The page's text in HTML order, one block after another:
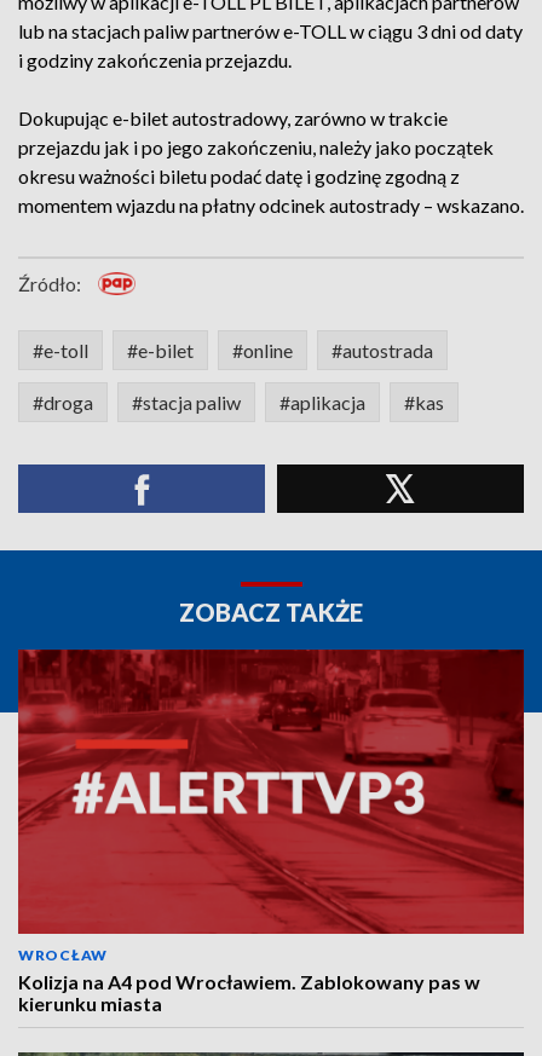
lub na stacjach paliw partnerów e-TOLL w ciągu 3 dni od daty
i godziny zakończenia przejazdu.
Dokupując e-bilet autostradowy, zarówno w trakcie
przejazdu jak i po jego zakończeniu, należy jako początek
okresu ważności biletu podać datę i godzinę zgodną z
momentem wjazdu na płatny odcinek autostrady – wskazano.
Źródło:
#e-toll #e-bilet #online #autostrada
#droga #stacja paliw #aplikacja #kas
ZOBACZ TAKŻE
WROCŁAW
Kolizja na A4 pod Wrocławiem. Zablokowany pas w
kierunku miasta